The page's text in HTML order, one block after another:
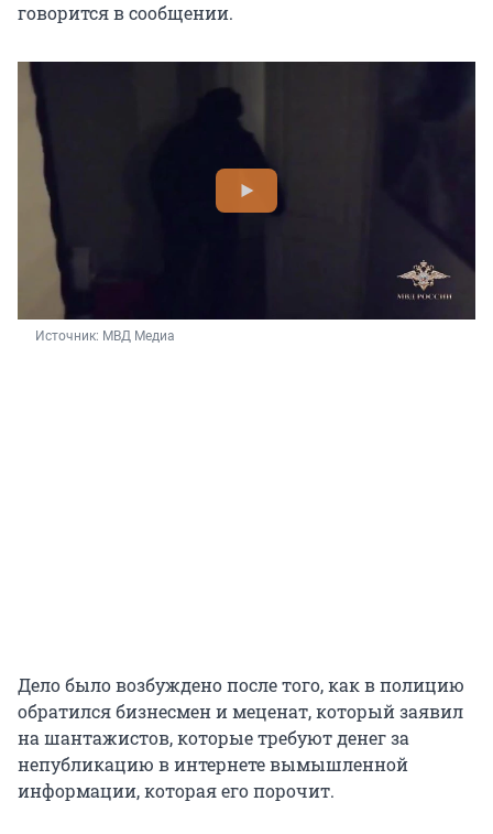
говорится в сообщении.
Источник: МВД Медиа
Дело было возбуждено после того, как в полицию
обратился бизнесмен и меценат, который заявил
на шантажистов, которые требуют денег за
непубликацию в интернете вымышленной
информации, которая его порочит.